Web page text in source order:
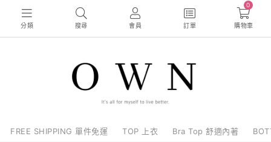
分類 搜尋 會員 訂單
0
購物車
FREE SHIPPING 單件免運 TOP 上衣 Bra Top 舒適內著